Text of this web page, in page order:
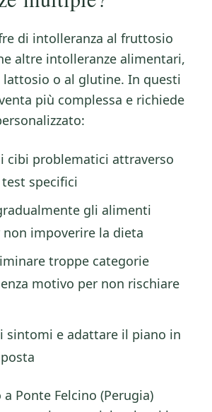
di intolleranza al fruttosio
altre intolleranze alimentari,
lattosio o al glutine. In questi
più complessa e richiede
cibi problematici attraverso
specifici
gli alimenti
impoverire la dieta
troppe categorie
motivo per non rischiare
sintomi e adattare il piano in
Ponte Felcino (Perugia)